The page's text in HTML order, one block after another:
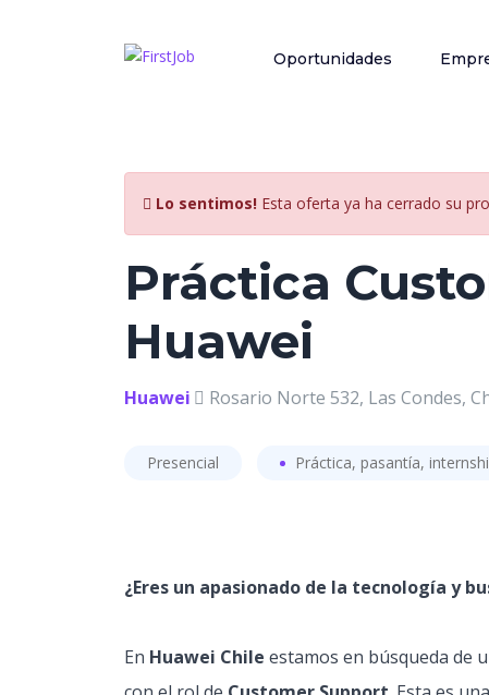
Oportunidades
Lo sentimos! Esta oferta ya ha cerrado su
Práctica
Huawei
Huawei Rosario Norte 532, Las Condes,
Presencial Práctica, pasantía,
¿Eres un apasionado de la tecnología y
En Huawei Chile estamos en búsqueda de